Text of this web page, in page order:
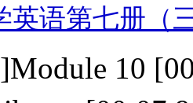
英语第七册（
10